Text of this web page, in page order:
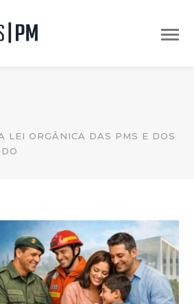
LEI ORGÂNICA DAS PMS E DOS